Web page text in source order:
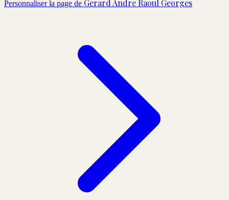
Personnaliser la page de Gerard Andre Raoul Georges